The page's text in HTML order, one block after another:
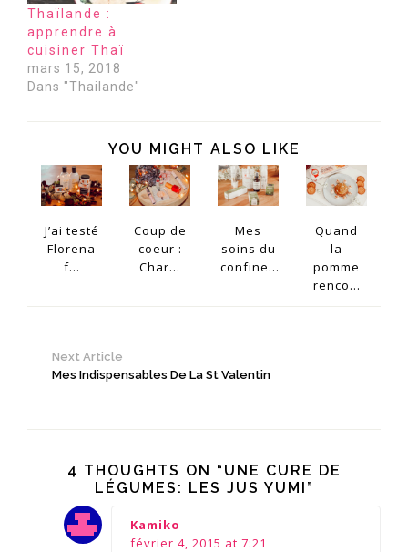
Thaïlande :
apprendre à
cuisiner Thaï
mars 15, 2018
Dans "Thailande"
YOU MIGHT ALSO LIKE
J’ai testé
Florena
f...
Coup de
coeur :
Char...
Mes
soins du
confine...
Quand
la
pomme
renco...
Next Article
Mes Indispensables De La St Valentin
4 THOUGHTS ON “UNE CURE DE
LÉGUMES: LES JUS YUMI”
Kamiko
février 4, 2015 at 7:21